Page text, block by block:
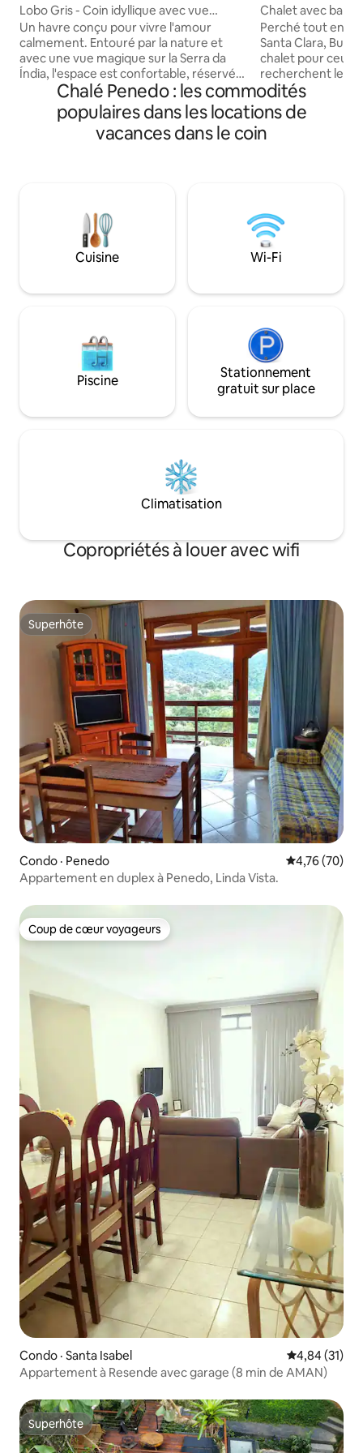
Lobo Gris - Coin idyllique avec vue
spectaculaire
Un havre conçu pour vivre l'amour
calmement. Entouré par la nature et
avec une vue magique sur la Serra da
Índia, l'espace est confortable, réservé
et entièrement intégré dans le paysage.
Concept ouvert, baignoire, foyer
écologique, téléviseur de 55 po et une
ambiance conçue pour se détendre en
étoilé. Le canapé-lit peut accueillir une
personne supplémentaire. Les animaux
sont les bienvenus.
@casadolobopenedo 🌿✨ On a une
Chalet avec
Perché tout en
Santa Clara,
chalet pour ceux
recherchent le
cœur de la nature. Conçue avec
elle allie confort
offre un balcon et
montagne —
Malgré cela,
propre entrée et
clairement
l'intimité pendant
Chalé Penedo : les commodités
populaires dans les locations de
vacances dans le coin
Cuisine Wi-Fi
Piscine
Stationnement
gratuit sur place
Climatisation
Copropriétés à louer avec wifi
Superhôte
Superhôte
Condo · Penedo Note
4,76 (70)
Appartement en duplex à Penedo, Linda Vista.
Coup de cœur voyageurs
Coup de cœur voyageurs
Condo · Santa Isabel Note
4,84 (31)
Appartement à Resende avec garage (8 min de AMAN)
Superhôte
Superhôte